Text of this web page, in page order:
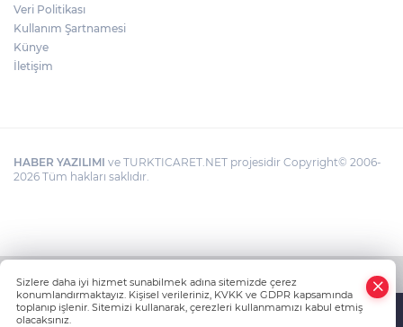
Veri Politikası
Kullanım Şartnamesi
Künye
İletişim
HABER YAZILIMI ve TURKTICARET.NET projesidir Copyright© 2006-
2026 Tüm hakları saklıdır.
Sizlere daha iyi hizmet sunabilmek adına sitemizde çerez
konumlandırmaktayız. Kişisel verileriniz, KVKK ve GDPR kapsamında
toplanıp işlenir. Sitemizi kullanarak, çerezleri kullanmamızı kabul etmiş
olacaksınız.